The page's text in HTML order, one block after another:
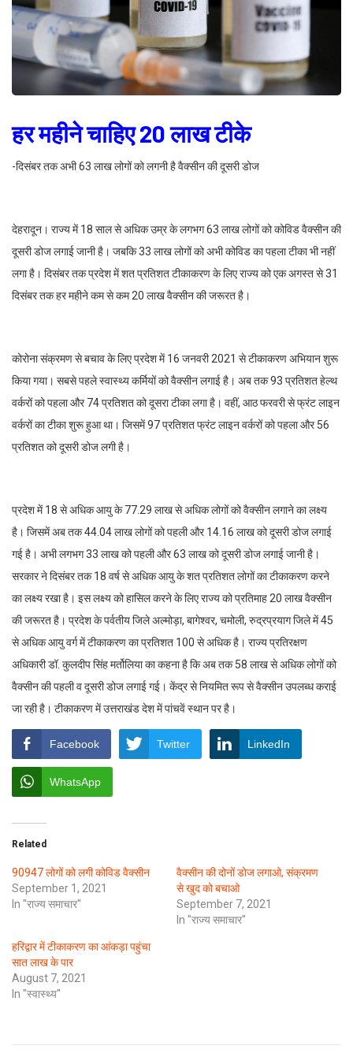
हर महीने चाहिए 20 लाख टीके
-दिसंबर तक अभी 63 लाख लोगों को लगनी है वैक्सीन की दूसरी डोज
देहरादून। राज्य में 18 साल से अधिक उम्र के लगभग 63 लाख लोगों को कोविड वैक्सीन की
दूसरी डोज लगाई जानी है। जबकि 33 लाख लोगों को अभी कोविड का पहला टीका भी नहीं
लगा है। दिसंबर तक प्रदेश में शत प्रतिशत टीकाकरण के लिए राज्य को एक अगस्त से 31
दिसंबर तक हर महीने कम से कम 20 लाख वैक्सीन की जरूरत है।
कोरोना संक्रमण से बचाव के लिए प्रदेश में 16 जनवरी 2021 से टीकाकरण अभियान शुरू
किया गया। सबसे पहले स्वास्थ्य कर्मियों को वैक्सीन लगाई है। अब तक 93 प्रतिशत हेल्थ
वर्करों को पहला और 74 प्रतिशत को दूसरा टीका लगा है। वहीं, आठ फरवरी से फ्रंट लाइन
वर्करों का टीका शुरू हुआ था। जिसमें 97 प्रतिशत फ्रंट लाइन वर्करों को पहला और 56
प्रतिशत को दूसरी डोज लगी है।
प्रदेश में 18 से अधिक आयु के 77.29 लाख से अधिक लोगों को वैक्सीन लगाने का लक्ष्य
है। जिसमें अब तक 44.04 लाख लोगों को पहली और 14.16 लाख को दूसरी डोज लगाई
गई है। अभी लगभग 33 लाख को पहली और 63 लाख को दूसरी डोज लगाई जानी है।
सरकार ने दिसंबर तक 18 वर्ष से अधिक आयु के शत प्रतिशत लोगों का टीकाकरण करने
का लक्ष्य रखा है। इस लक्ष्य को हासिल करने के लिए राज्य को प्रतिमाह 20 लाख वैक्सीन
की जरूरत है। प्रदेश के पर्वतीय जिले अल्मोड़ा, बागेश्वर, चमोली, रुद्रप्रयाग जिले में 45
से अधिक आयु वर्ग में टीकाकरण का प्रतिशत 100 से अधिक है। राज्य प्रतिरक्षण
अधिकारी डॉ. कुलदीप सिंह मर्तोलिया का कहना है कि अब तक 58 लाख से अधिक लोगों को
वैक्सीन की पहली व दूसरी डोज लगाई गई। केंद्र से नियमित रूप से वैक्सीन उपलब्ध कराई
जा रही है। टीकाकरण में उत्तराखंड देश में पांचवें स्थान पर है।
Facebook Twitter LinkedIn
WhatsApp
Related
90947 लोगों को लगी कोविड वैक्सीन
September 1, 2021
In "राज्य समाचार"
वैक्सीन की दोनों डोज लगाओ, संक्रमण
से खुद को बचाओ
September 7, 2021
In "राज्य समाचार"
हरिद्वार में टीकाकरण का आंकड़ा पहुंचा
सात लाख के पार
August 7, 2021
In "स्वास्थ्य"